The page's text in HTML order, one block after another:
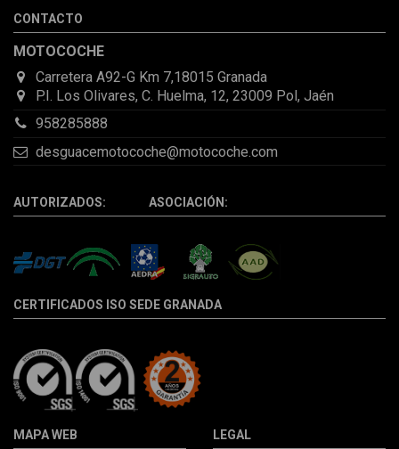
la pieza llegó correcta y bien embalada, además de llegarme 2
CONTACTO
MOTOCOCHE
Carretera A92-G Km 7,18015 Granada
P.I. Los Olivares, C. Huelma, 12, 23009 Pol, Jaén
958285888
desguacemotocoche@motocoche.com
AUTORIZADOS: ASOCIACIÓN:
CERTIFICADOS ISO SEDE GRANADA
MAPA WEB LEGAL